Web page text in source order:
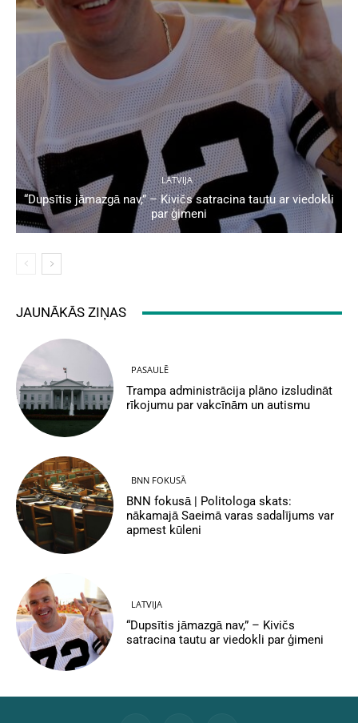
LATVIJA
“Dupsītis jāmazgā nav,” – Kivičs satracina tautu ar viedokli
par ģimeni
JAUNĀKĀS ZIŅAS
PASAULĒ
Trampa administrācija plāno izsludināt
rīkojumu par vakcīnām un autismu
BNN FOKUSĀ
BNN fokusā | Politologa skats:
nākamajā Saeimā varas sadalījums var
apmest kūleni
LATVIJA
“Dupsītis jāmazgā nav,” – Kivičs
satracina tautu ar viedokli par ģimeni